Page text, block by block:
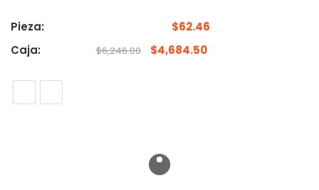
Pieza: $62.46
Caja:
$6,246.00 $4,684.50